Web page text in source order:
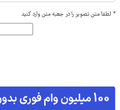
* لطفا متن تصویر را در جعبه متن وارد کنید